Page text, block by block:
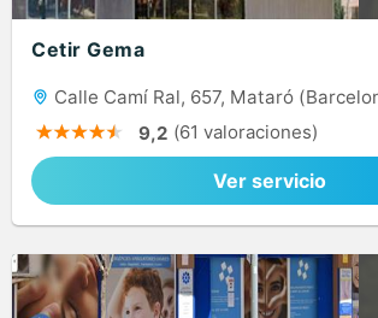
Cetir Gema
Calle Camí Ral, 657, Mataró
9,2 (61 valoraciones)
Ver servicio